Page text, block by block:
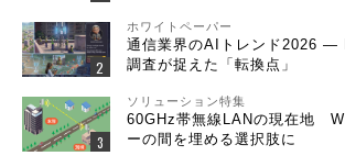
ホワイトペーパー
通信業界のAIトレンド2026 ―
調査が捉えた「転換点」
ソリューション特集
60GHz帯無線LANの現在地
ーの間を埋める選択肢に